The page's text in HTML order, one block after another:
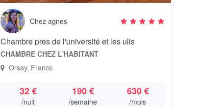
Chez agnes
Chambre pres de l'université et les ulis
CHAMBRE CHEZ L'HABITANT
Orsay, France
32 €
/nuit
190 €
/semaine
630 €
/mois